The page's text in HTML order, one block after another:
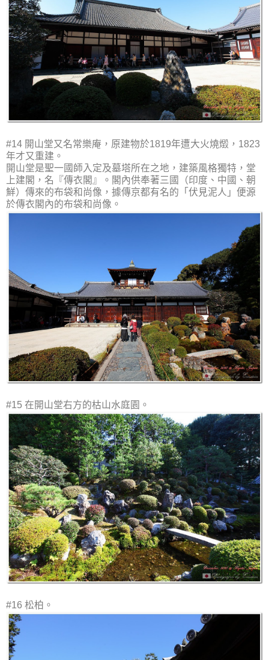
#14 開山堂又名常樂庵，原建物於1819年遭大火燒燬，1823
年才又重建。
開山堂是聖一國師入定及墓塔所在之地，建築風格獨特，堂
上建閣，名『傳衣閣』。閣內供奉著三國（印度、中國、朝
鮮）傳來的布袋和尚像，據傳京都有名的「伏見泥人」便源
於傳衣閣內的布袋和尚像。
#15 在開山堂右方的枯山水庭園。
#16 松柏。